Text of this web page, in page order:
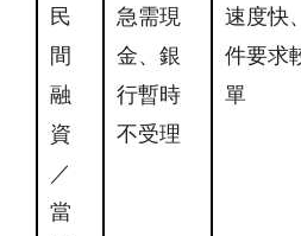
民
間
融
資
／
當
急需現
金、銀
行暫時
不受理
速度快
件要求
單